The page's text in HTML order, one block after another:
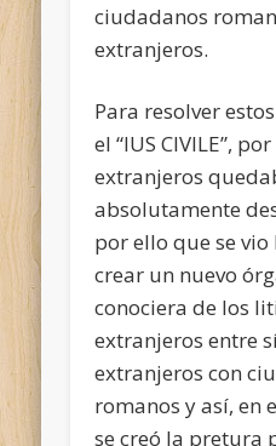
ciudadanos
extranjeros.
Para resolver
el “IUS CIVILE”,
extranjeros
absolutamente
por ello que se
crear un nuevo
conociera de los
extranjeros entre
extranjeros con
romanos y así, en
se creó la pretura